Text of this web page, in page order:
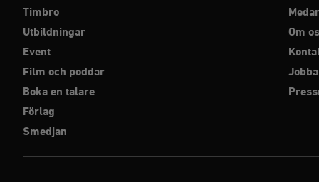
Timbro
Utbildningar
Event
Film och poddar
Boka en talare
Förlag
Smedjan
Om